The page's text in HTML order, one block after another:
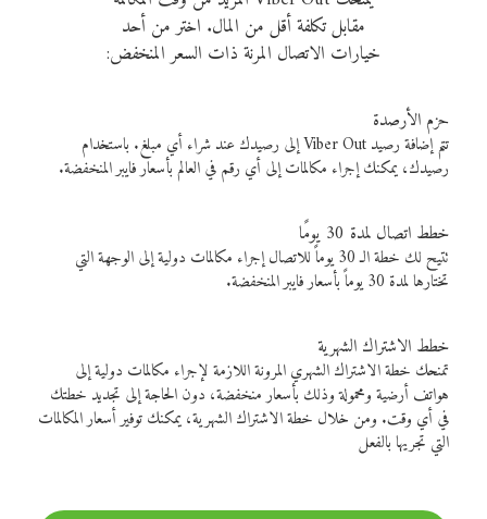
مقابل تكلفة أقل من المال. اختر من أحد
خيارات الاتصال المرنة ذات السعر المنخفض:
حزم الأرصدة
تتم إضافة رصيد Viber Out إلى رصيدك عند شراء أي مبلغ. باستخدام
رصيدك، يمكنك إجراء مكالمات إلى أي رقم في العالم بأسعار فايبر المنخفضة.
خطط اتصال لمدة 30 يومًا
تتيح لك خطة الـ 30 يوماً للاتصال إجراء مكالمات دولية إلى الوجهة التي
تختارها لمدة 30 يوماً بأسعار فايبر المنخفضة.
خطط الاشتراك الشهرية
تمنحك خطة الاشتراك الشهري المرونة اللازمة لإجراء مكالمات دولية إلى
هواتف أرضية ومحمولة وذلك بأسعار منخفضة، دون الحاجة إلى تجديد خطتك
في أي وقت. ومن خلال خطة الاشتراك الشهرية، يمكنك توفير أسعار المكالمات
التي تجريها بالفعل